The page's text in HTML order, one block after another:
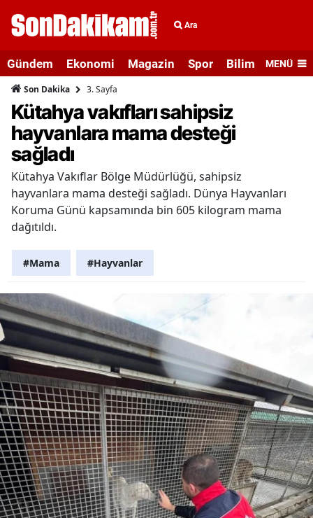
Ara
Gündem Ekonomi Magazin Spor Bilim veMENÜ
Son Dakika 3. Sayfa
Kütahya vakıfları sahipsiz
hayvanlara mama desteği
sağladı
Kütahya Vakıflar Bölge Müdürlüğü, sahipsiz
hayvanlara mama desteği sağladı. Dünya Hayvanları
Koruma Günü kapsamında bin 605 kilogram mama
dağıtıldı.
#Mama #Hayvanlar